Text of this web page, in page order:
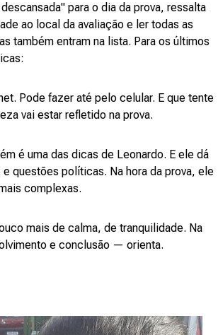
para o dia da prova, ressalta
ao local da avaliação e ler todas as
também entram na lista. Para os últimos
Pode fazer até pelo celular. E que tente
vai estar refletido na prova.
é uma das dicas de Leonardo. E ele dá
questões políticas. Na hora da prova, ele
complexas.
mais de calma, de tranquilidade. Na
e conclusão — orienta.